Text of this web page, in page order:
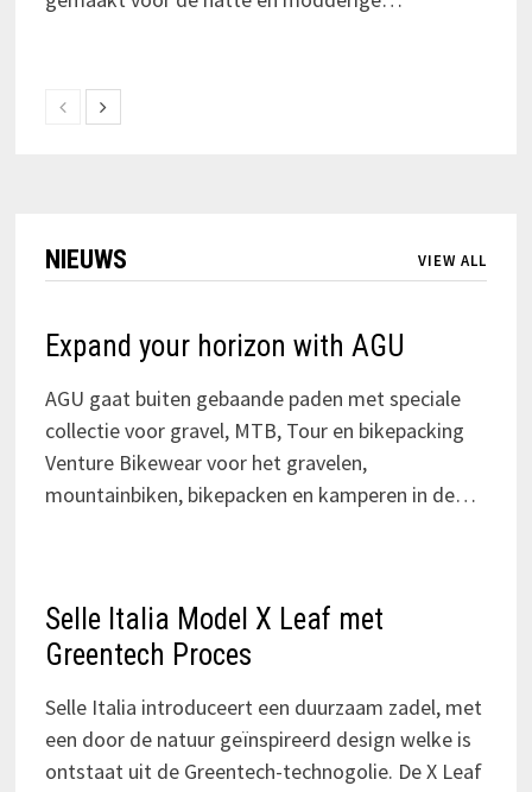
NIEUWS VIEW ALL
Expand your horizon with AGU
AGU gaat buiten gebaande paden met speciale
collectie voor gravel, MTB, Tour en bikepacking
Venture Bikewear voor het gravelen,
mountainbiken, bikepacken en kamperen in de…
Selle Italia Model X Leaf met
Greentech Proces
Selle Italia introduceert een duurzaam zadel, met
een door de natuur geïnspireerd design welke is
ontstaat uit de Greentech-technogolie. De X Leaf